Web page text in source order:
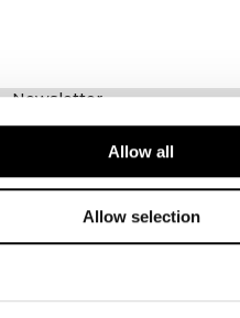
Allow all
Allow selection
Newsletter
Abonnez-vous à notre
offres exclusives, nos
bien plus encore.